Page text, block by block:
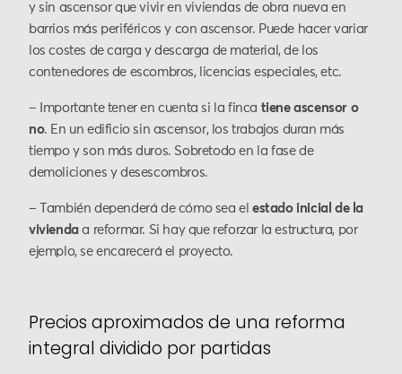
y sin ascensor que vivir en viviendas de obra nueva en
barrios más periféricos y con ascensor. Puede hacer variar
los costes de carga y descarga de material, de los
contenedores de escombros, licencias especiales, etc.
– Importante tener en cuenta si la finca tiene ascensor o
no. En un edificio sin ascensor, los trabajos duran más
tiempo y son más duros. Sobretodo en la fase de
demoliciones y desescombros.
– También dependerá de cómo sea el estado inicial de la
viviendaa reformar. Si hay que reforzar la estructura, por
ejemplo, se encarecerá el proyecto.
Precios aproximados de una reforma
integral dividido por partidas